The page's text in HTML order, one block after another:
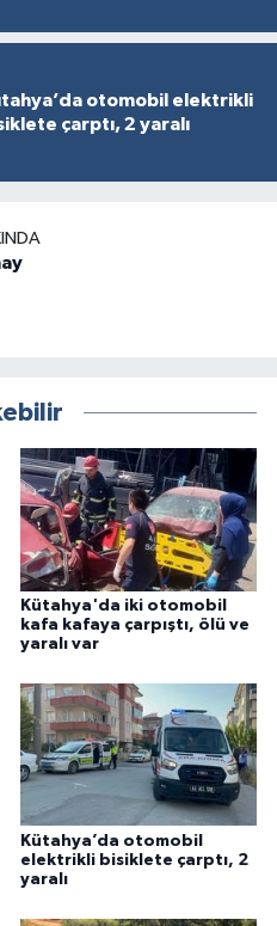
otomobil elektrikli
çarptı, 2 yaralı
Kütahya'da iki otomobil
kafa kafaya çarpıştı, ölü ve
yaralı var
Kütahya’da otomobil
elektrikli bisiklete çarptı, 2
yaralı